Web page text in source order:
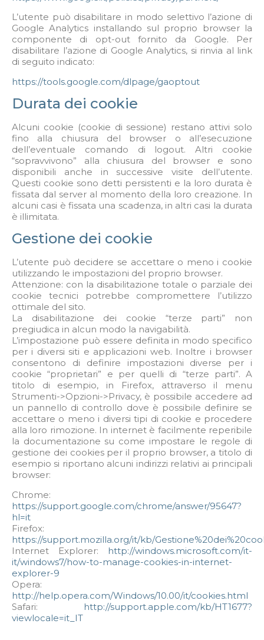
L’utente può disabilitare in modo selettivo l’azione di
Google Analytics installando sul proprio browser la
componente di opt-out fornito da Google. Per
disabilitare l’azione di Google Analytics, si rinvia al link
di seguito indicato:
https://tools.google.com/dlpage/gaoptout
Durata dei cookie
Alcuni cookie (cookie di sessione) restano attivi solo
fino alla chiusura del browser o all’esecuzione
dell’eventuale comando di logout. Altri cookie
“sopravvivono” alla chiusura del browser e sono
disponibili anche in successive visite dell’utente.
Questi cookie sono detti persistenti e la loro durata è
fissata dal server al momento della loro creazione. In
alcuni casi è fissata una scadenza, in altri casi la durata
è illimitata.
Gestione dei cookie
L’utente può decidere se accettare o meno i cookie
utilizzando le impostazioni del proprio browser.
Attenzione: con la disabilitazione totale o parziale dei
cookie tecnici potrebbe compromettere l’utilizzo
ottimale del sito.
La disabilitazione dei cookie “terze parti” non
pregiudica in alcun modo la navigabilità.
L’impostazione può essere definita in modo specifico
per i diversi siti e applicazioni web. Inoltre i browser
consentono di definire impostazioni diverse per i
cookie “proprietari” e per quelli di “terze parti”. A
titolo di esempio, in Firefox, attraverso il menu
Strumenti->Opzioni->Privacy, è possibile accedere ad
un pannello di controllo dove è possibile definire se
accettare o meno i diversi tipi di cookie e procedere
alla loro rimozione. In internet è facilmente reperibile
la documentazione su come impostare le regole di
gestione dei cookies per il proprio browser, a titolo di
esempio si riportano alcuni indirizzi relativi ai principali
browser:
Chrome:
https://support.google.com/chrome/answer/95647?
hl=it
Firefox:
https://support.mozilla.org/it/kb/
Internet Explorer:
http://windows.microsoft.com/it-
it/windows7/how-to-manage-cookies-in-internet-
explorer-9
Opera:
http://help.opera.com/Windows/10.00/it/cookies.html
Safari:
http://support.apple.com/kb/HT1677?
viewlocale=it_IT